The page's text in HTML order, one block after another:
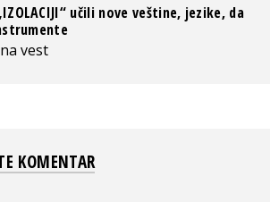
učili nove veštine, jezike, da
vest
KOMENTAR